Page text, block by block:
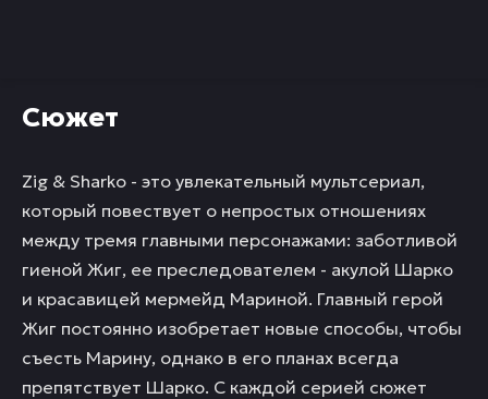
Сюжет
Zig & Sharko - это увлекательный мультсериал,
который повествует о непростых отношениях
между тремя главными персонажами: заботливой
гиеной Жиг, ее преследователем - акулой Шарко
и красавицей мермейд Мариной. Главный герой
Жиг постоянно изобретает новые способы, чтобы
съесть Марину, однако в его планах всегда
препятствует Шарко. С каждой серией сюжет